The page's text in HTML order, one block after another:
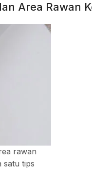
Area Rawan
rawan
satu tips